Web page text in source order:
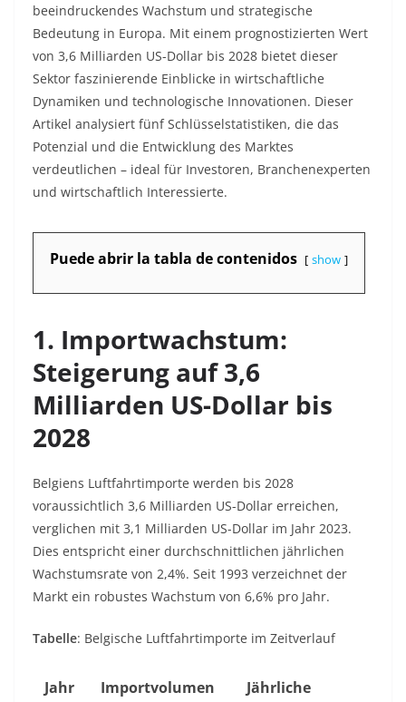
beeindruckendes Wachstum und strategische
Bedeutung in Europa. Mit einem prognostizierten Wert
von 3,6 Milliarden US-Dollar bis 2028 bietet dieser
Sektor faszinierende Einblicke in wirtschaftliche
Dynamiken und technologische Innovationen. Dieser
Artikel analysiert fünf Schlüsselstatistiken, die das
Potenzial und die Entwicklung des Marktes
verdeutlichen – ideal für Investoren, Branchenexperten
und wirtschaftlich Interessierte.
Puede abrir la tabla de contenidos show
1. Importwachstum:
Steigerung auf 3,6
Milliarden US-Dollar bis
2028
Belgiens Luftfahrtimporte werden bis 2028
voraussichtlich 3,6 Milliarden US-Dollar erreichen,
verglichen mit 3,1 Milliarden US-Dollar im Jahr 2023.
Dies entspricht einer durchschnittlichen jährlichen
Wachstumsrate von 2,4%. Seit 1993 verzeichnet der
Markt ein robustes Wachstum von 6,6% pro Jahr.
Tabelle: Belgische Luftfahrtimporte im Zeitverlauf
Jahr
Importvolumen
Jährliche